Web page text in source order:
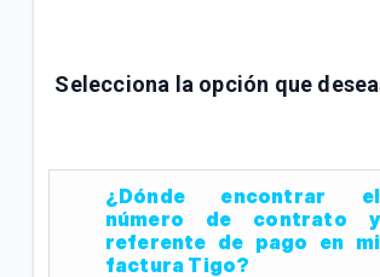
Selecciona la opción que
¿Dónde encontrar el
número de contrato y
referente de pago en mi
factura Tigo?